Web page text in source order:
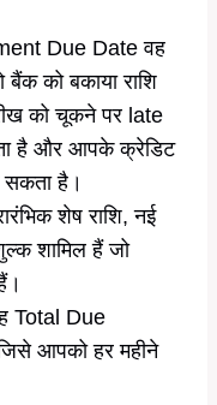
Due Date वह
बैंक को बकाया राशि
को चूकने पर late
है और आपके क्रेडिट
सकता है।
शेष राशि, नई
शामिल हैं जो
Total Due
आपको हर महीने